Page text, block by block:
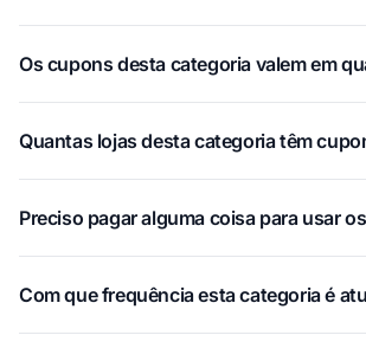
Os cupons desta categoria valem em
Quantas lojas desta categoria têm
Preciso pagar alguma coisa para usar
Com que frequência esta categoria é